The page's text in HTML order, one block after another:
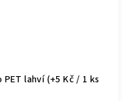
lahví (+5 Kč / 1 ks